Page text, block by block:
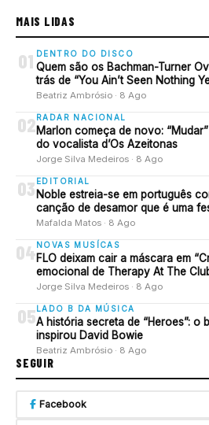
MAIS LIDAS
01 DENTRO DO DISCO
Quem são os Bachman-Turner
trás de “You Ain’t Seen Nothing
Beatriz Ambrósio · 8 Ago
02 RADAR NACIONAL
Marlon começa de novo:
do vocalista d’Os Azeitonas
Jorge Silva Medeiros · 8 Ago
03 EDITORIAL
Noble estreia-se em português
canção de desamor que é uma
Mafalda Matos · 8 Ago
04NOVAS MUSÍCAS
FLO deixam cair a máscara em
emocional de Therapy At The
Jorge Silva Medeiros · 8 Ago
05 LADO B DA MÚSICA
A história secreta de “Heroes”: o
inspirou David Bowie
Beatriz Ambrósio · 8 Ago
SEGUIR
Facebook